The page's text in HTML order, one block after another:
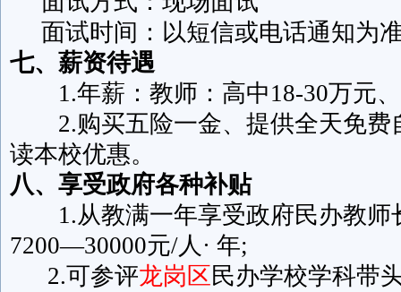
面试时间：以短信或电话通知为
七、薪资待遇
1.年薪：教师：高中18-30万元、
2.购买五险一金、提供全天免费
读本校优惠。
八、享受政府各种补贴
1.从教满一年享受政府民办教师
7200—30000元/人· 年;
2.可参评龙岗区民办学校学科带